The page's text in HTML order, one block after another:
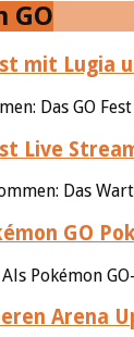
GO
Das GO
Das
Pokémon